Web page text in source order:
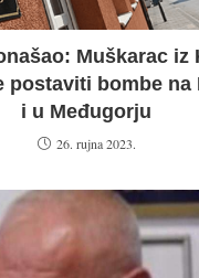
Muškarac iz
postaviti bombe na
i u Međugorju
26. rujna 2023.